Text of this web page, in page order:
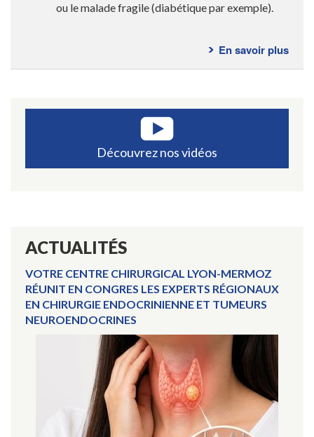
ou le malade fragile (diabétique par exemple).
En savoir plussur
Découvrez nos vidéos
ACTUALITÉS
VOTRE CENTRE CHIRURGICAL LYON-MERMOZ
RÉUNIT EN CONGRES LES EXPERTS RÉGIONAUX
EN CHIRURGIE ENDOCRINIENNE ET TUMEURS
NEUROENDOCRINES